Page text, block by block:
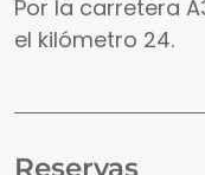
Por la carretera
el kilómetro 24.
Reservas